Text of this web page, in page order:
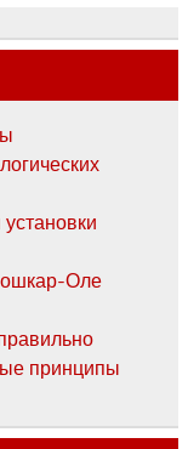
Оле
принципы